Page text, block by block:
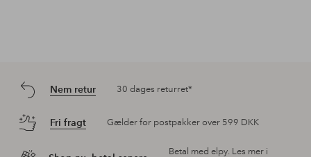
Nem retur 30 dages returret*
Fri fragt Gælder for postpakker over 599 DKK
Betal med elpy. Les mer i